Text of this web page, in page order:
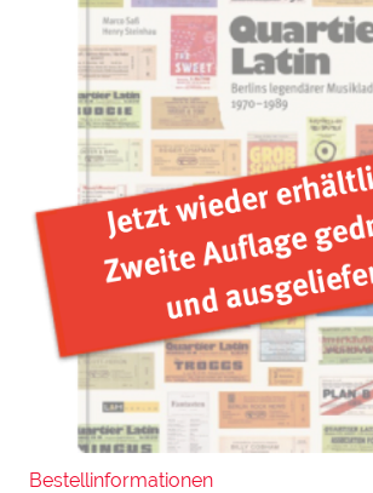
Bestellinformationen